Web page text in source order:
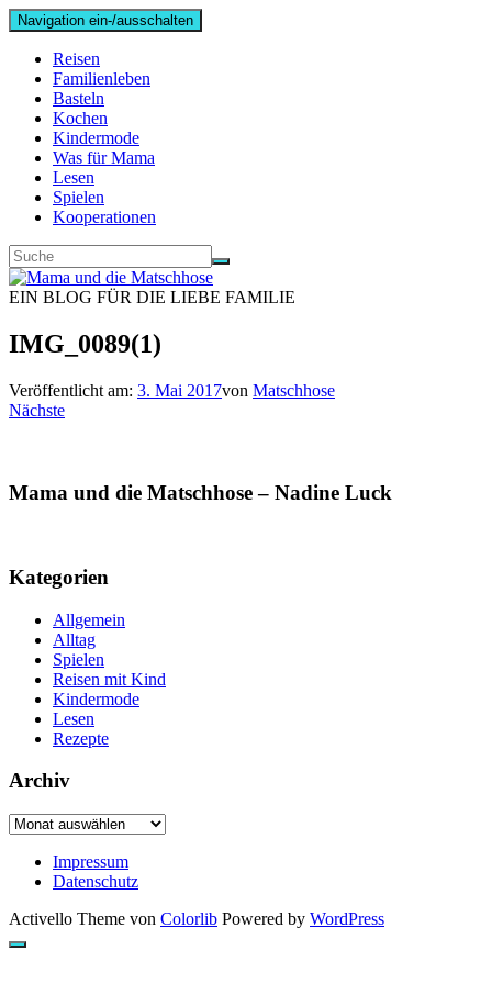
Navigation ein-/ausschalten
Reisen
Familienleben
Basteln
Kochen
Kindermode
Was für Mama
Lesen
Spielen
Kooperationen
EIN BLOG FÜR DIE LIEBE FAMILIE
IMG_0089(1)
Veröffentlicht am: 3. Mai 2017von Matschhose
Nächste
Mama und die Matschhose – Nadine Luck
Kategorien
Allgemein
Alltag
Spielen
Reisen mit Kind
Kindermode
Lesen
Rezepte
Archiv
Archiv
Impressum
Datenschutz
Activello Theme von Colorlib Powered by WordPress